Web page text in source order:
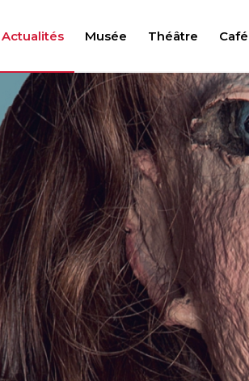
Actualités Musée Théâtre Café